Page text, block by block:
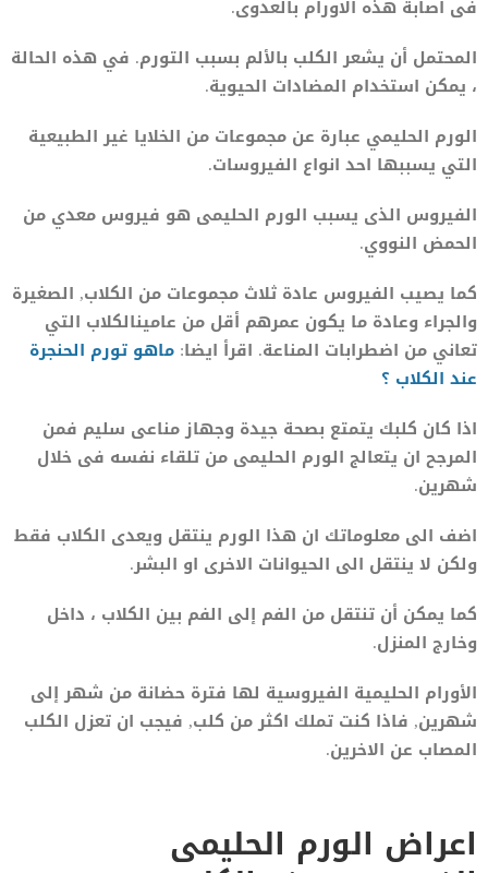
فى اصابة هذه الاورام بالعدوى.
المحتمل أن يشعر الكلب بالألم بسبب التورم. في هذه الحالة
، يمكن استخدام المضادات الحيوية.
الورم الحليمي عبارة عن مجموعات من الخلايا غير الطبيعية
التي يسببها احد انواع الفيروسات.
الفيروس الذى يسبب الورم الحليمى هو فيروس معدي من
الحمض النووي.
كما يصيب الفيروس عادة ثلاث مجموعات من الكلاب, الصغيرة
والجراء وعادة ما يكون عمرهم أقل من عامينالكلاب التي
تعاني من اضطرابات المناعة. اقرأ ايضا: ماهو تورم الحنجرة
عند الكلاب ؟
اذا كان كلبك يتمتع بصحة جيدة وجهاز مناعى سليم فمن
المرجح ان يتعالج الورم الحليمى من تلقاء نفسه فى خلال
شهرين.
اضف الى معلوماتك ان هذا الورم ينتقل ويعدى الكلاب فقط
ولكن لا ينتقل الى الحيوانات الاخرى او البشر.
كما يمكن أن تنتقل من الفم إلى الفم بين الكلاب ، داخل
وخارج المنزل.
الأورام الحليمية الفيروسية لها فترة حضانة من شهر إلى
شهرين, فاذا كنت تملك اكثر من كلب, فيجب ان تعزل الكلب
المصاب عن الاخرين.
اعراض الورم الحليمى